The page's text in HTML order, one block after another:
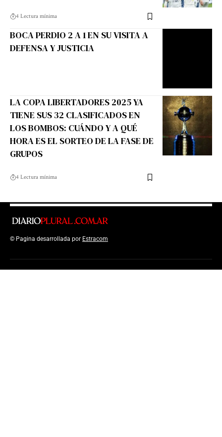
4 Lectura mínima
BOCA PERDIO 2 A 1 EN SU VISITA A
DEFENSA Y JUSTICIA
LA COPA LIBERTADORES 2025 YA
TIENE SUS 32 CLASIFICADOS EN
LOS BOMBOS: CUÁNDO Y A QUÉ
HORA ES EL SORTEO DE LA FASE DE
GRUPOS
4 Lectura mínima
© Pagina desarrollada por Estracom